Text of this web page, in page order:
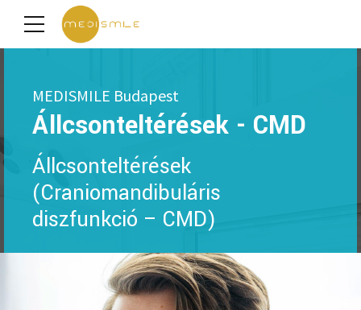
MEDISMILE Budapest
Állcsonteltérések - CMD
Állcsonteltérések
(Craniomandibuláris
diszfunkció – CMD)